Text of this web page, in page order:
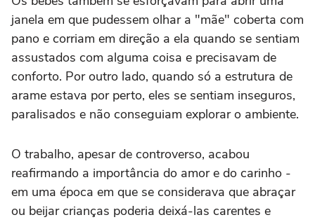
janela em que pudessem olhar a "mãe" coberta com
pano e corriam em direção a ela quando se sentiam
assustados com alguma coisa e precisavam de
conforto. Por outro lado, quando só a estrutura de
arame estava por perto, eles se sentiam inseguros,
paralisados e não conseguiam explorar o ambiente.
O trabalho, apesar de controverso, acabou
reafirmando a importância do amor e do carinho -
em uma época em que se considerava que abraçar
ou beijar crianças poderia deixá-las carentes e